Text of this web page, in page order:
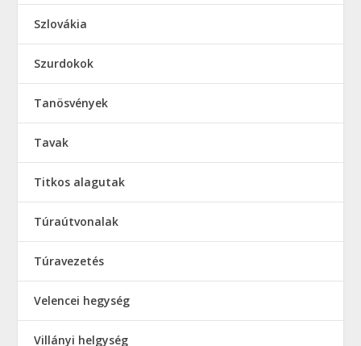
Szlovákia
Szurdokok
Tanösvények
Tavak
Titkos alagutak
Túraútvonalak
Túravezetés
Velencei hegység
Villányi helgység